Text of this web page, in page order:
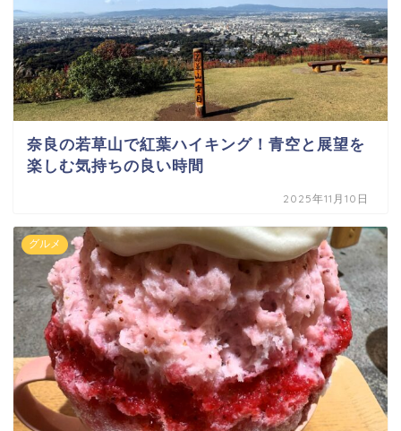
奈良の若草山で紅葉ハイキング！青空と展望を
楽しむ気持ちの良い時間
2025年11月10日
グルメ